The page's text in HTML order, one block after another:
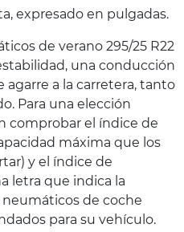
expresado en pulgadas.
de verano 295/25 R22
una conducción
a la carretera, tanto
Para una elección
comprobar el índice de
máxima que los
y el índice de
letra que indica la
de coche
para su vehículo.